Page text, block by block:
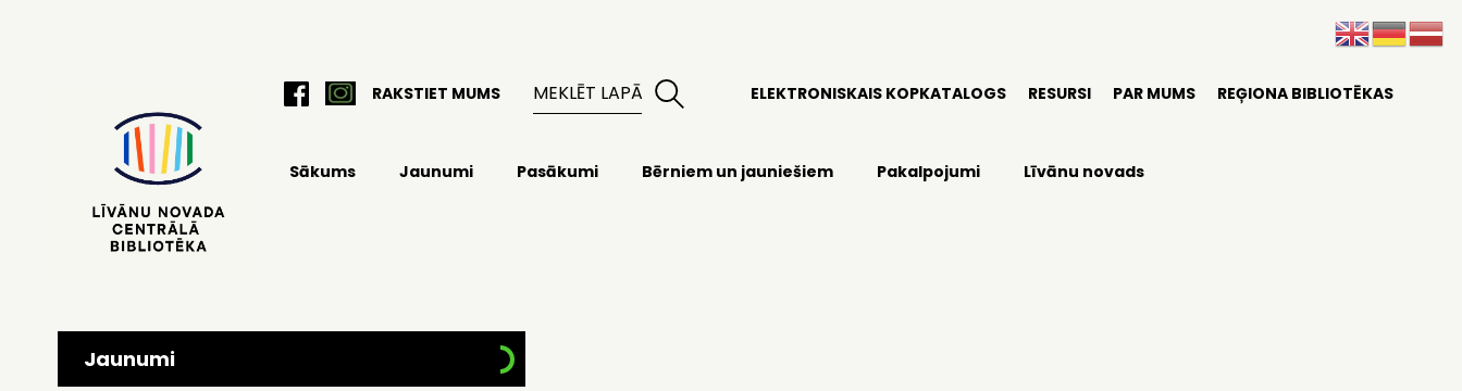
RAKSTIET MUMS ELEKTRONISKAIS KOPKATALOGS RESURSI PAR MUMS REĢIONA BIBLIOTĒKAS
Sākums Jaunumi Pasākumi Bērniem un jauniešiem Pakalpojumi Līvānu novads
Jaunumi